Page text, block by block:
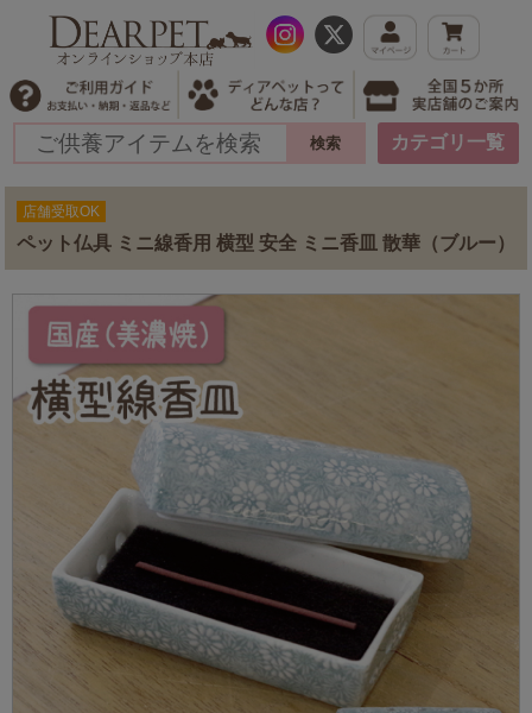
カテゴリ一覧
店舗受取OK
ペット仏具 ミニ線香用 横型 安全 ミニ香皿 散華（ブルー）